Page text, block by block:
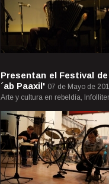
Presentan el Festival
´ab Paaxil' 07 de Mayo de
Arte y cultura en rebeldía,